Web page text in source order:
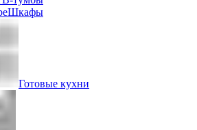
Шкафы
Готовые кухни